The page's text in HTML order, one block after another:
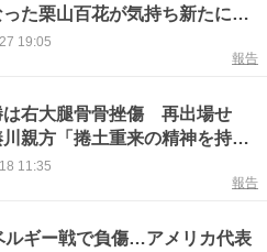
た栗山百花が気持ち新たに
でした。神山所長ら多くの方
19:05
報告
は右大腿骨骨挫傷 再出場せ
親方「捲土重来の精神を持っ
く」
11:35
報告
ルギー戦で負傷…アメリカ代表